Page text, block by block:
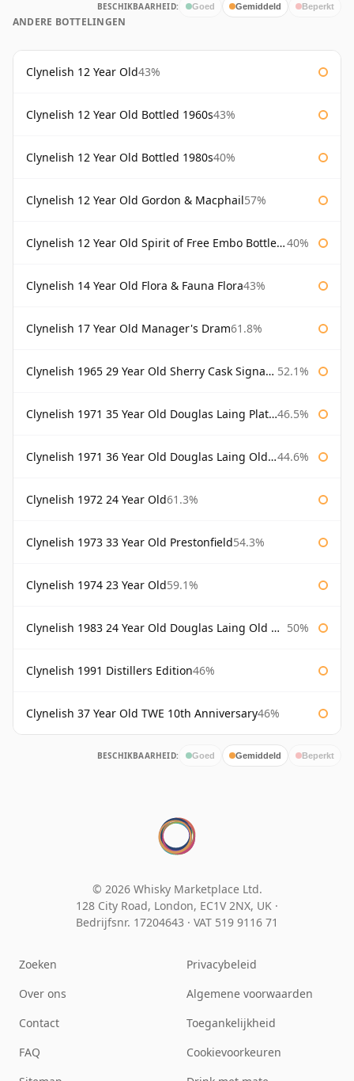
BESCHIKBAARHEID: Goed Gemiddeld Beperkt
ANDERE BOTTELINGEN
Clynelish 12 Year Old43%
Clynelish 12 Year Old Bottled 1960s43%
Clynelish 12 Year Old Bottled 1980s40%
Clynelish 12 Year Old Gordon & Macphail57%
Clynelish 12 Year Old Spirit of Free Embo Bottled 1988 40%
Clynelish 14 Year Old Flora & Fauna Flora43%
Clynelish 17 Year Old Manager's Dram61.8%
Clynelish 1965 29 Year Old Sherry Cask Signatory 52.1%
Clynelish 1971 35 Year Old Douglas Laing Platinum Selection 46.5%
Clynelish 1971 36 Year Old Douglas Laing Old Malt Cask 44.6%
Clynelish 1972 24 Year Old61.3%
Clynelish 1973 33 Year Old Prestonfield54.3%
Clynelish 1974 23 Year Old59.1%
Clynelish 1983 24 Year Old Douglas Laing Old Malt Cask 50%
Clynelish 1991 Distillers Edition46%
Clynelish 37 Year Old TWE 10th Anniversary46%
BESCHIKBAARHEID: Goed Gemiddeld Beperkt
© 2026 Whisky Marketplace Ltd.
128 City Road, London, EC1V 2NX, UK ·
Bedrijfsnr. 17204643 · VAT 519 9116 71
Zoeken
Over ons
Contact
FAQ
Privacybeleid
Algemene voorwaarden
Toegankelijkheid
Cookievoorkeuren